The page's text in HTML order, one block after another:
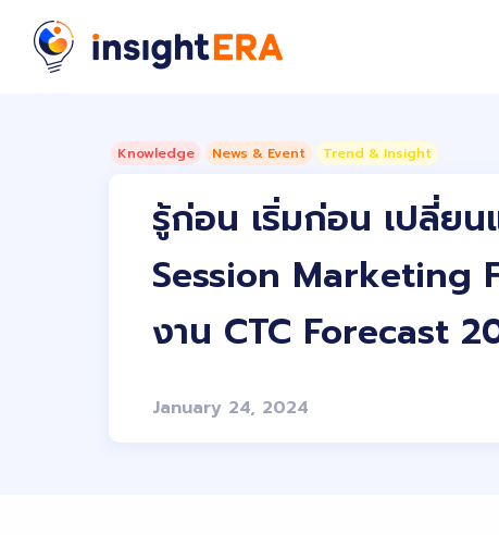
Knowledge News & Event Trend & Insight
รู้ก่อน เริ่มก่อน เปลี่ย
Session Marketing
งาน CTC Forecast
January 24, 2024